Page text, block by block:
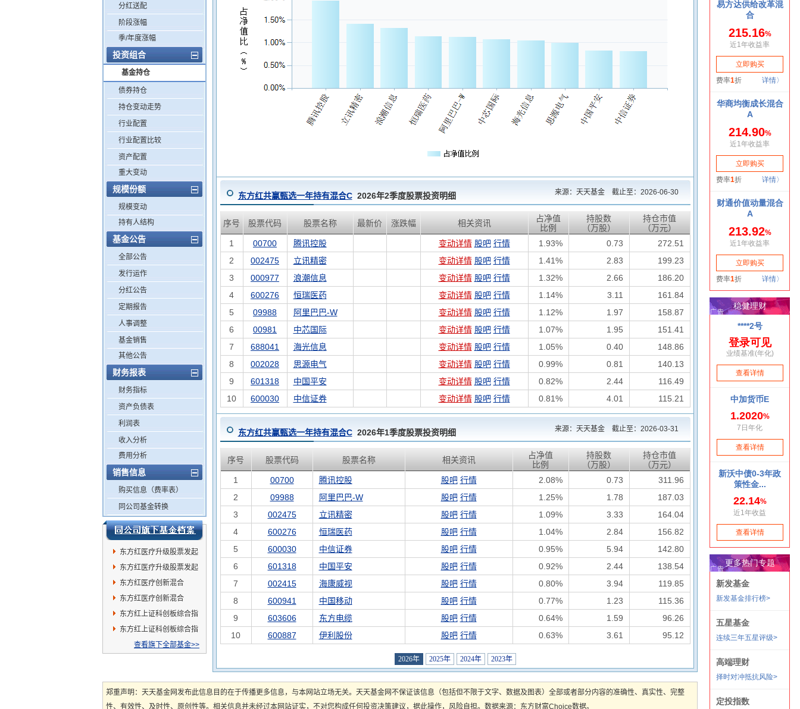
分红送配
阶段涨幅
季/年度涨幅
投资组合
基金持仓
债券持仓
持仓变动走势
行业配置
行业配置比较
资产配置
重大变动
规模份额
规模变动
持有人结构
基金公告
全部公告
发行运作
分红公告
定期报告
人事调整
基金销售
其他公告
财务报表
财务指标
资产负债表
利润表
收入分析
费用分析
销售信息
购买信息（费率表）
同公司基金转换
东方红医疗升级股票发起
A
东方红医疗升级股票发起
C
东方红医疗创新混合
(QDII)C
东方红医疗创新混合
(QDII)A
东方红上证科创板综合指
数增强A
东方红上证科创板综合指
数增强C查看旗下全部基金>>
东方红共赢甄选一年持有混合C2026年2季度股票投资明细 来源：天天基金 截止至： 2026-06-30
序号 股票代码 股票名称 最新价 涨跌幅 相关资讯
占净值
比例
持股数
（万股）
持仓市值
（万元）
1
00700 腾讯控股 变动详情 股吧 行情 1.93% 0.73
272.51
2
002475 立讯精密 变动详情 股吧 行情 1.41% 2.83
199.23
3
000977 浪潮信息 变动详情 股吧 行情 1.32% 2.66
186.20
4
600276 恒瑞医药 变动详情 股吧 行情 1.14% 3.11
161.84
5
09988 阿里巴巴-W 变动详情 股吧 行情 1.12% 1.97
158.87
6
00981 中芯国际 变动详情 股吧 行情 1.07% 1.95
151.41
7
688041 海光信息 变动详情 股吧 行情 1.05% 0.40
148.86
8
002028 思源电气 变动详情 股吧 行情 0.99% 0.81
140.13
9
601318 中国平安 变动详情 股吧 行情 0.82% 2.44
116.49
10
600030 中信证券 变动详情 股吧 行情 0.81% 4.01 115.21
东方红共赢甄选一年持有混合C2026年1季度股票投资明细 来源：天天基金 截止至： 2026-03-31
序号 股票代码 股票名称 相关资讯
占净值
比例
持股数
（万股）
持仓市值
（万元）
1
00700 腾讯控股 股吧 行情 2.08% 0.73
311.96
2
09988 阿里巴巴-W 股吧 行情 1.25% 1.78
187.03
3
002475 立讯精密 股吧 行情 1.09% 3.33
164.04
4
600276 恒瑞医药 股吧 行情 1.04% 2.84
156.82
5
600030 中信证券 股吧 行情 0.95% 5.94
142.80
6
601318 中国平安 股吧 行情 0.92% 2.44
138.54
7
002415 海康威视 股吧 行情 0.80% 3.94
119.85
8
600941 中国移动 股吧 行情 0.77% 1.23
115.36
9
603606 东方电缆 股吧 行情 0.64% 1.59
96.26
10
600887 伊利股份 股吧 行情 0.63% 3.61 95.12
2026年 2025年 2024年 2023年
郑重声明：天天基金网发布此信息目的在于传播更多信息，与本网站立场无关。天天基金网不保证该信息（包括但不限于文字、数据及图表）全部或者部分内容的准确性、真实性、完整
性、有效性、及时性、原创性等。相关信息并未经过本网站证实，不对您构成任何投资决策建议，据此操作，风险自担。数据来源：东方财富Choice数据。